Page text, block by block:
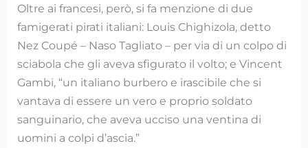
Oltre ai francesi, però, si fa menzione di due
famigerati pirati italiani: Louis Chighizola, detto
Nez Coupé – Naso Tagliato – per via di un colpo di
sciabola che gli aveva sfigurato il volto; e Vincent
Gambi, “un italiano burbero e irascibile che si
vantava di essere un vero e proprio soldato
sanguinario, che aveva ucciso una ventina di
uomini a colpi d’ascia.”